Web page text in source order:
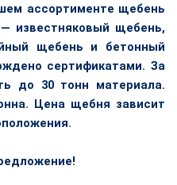
ассортименте щебень
известняковый щебень,
щебень и бетонный
сертификатами. За
до 30 тонн материала.
Цена щебня зависит